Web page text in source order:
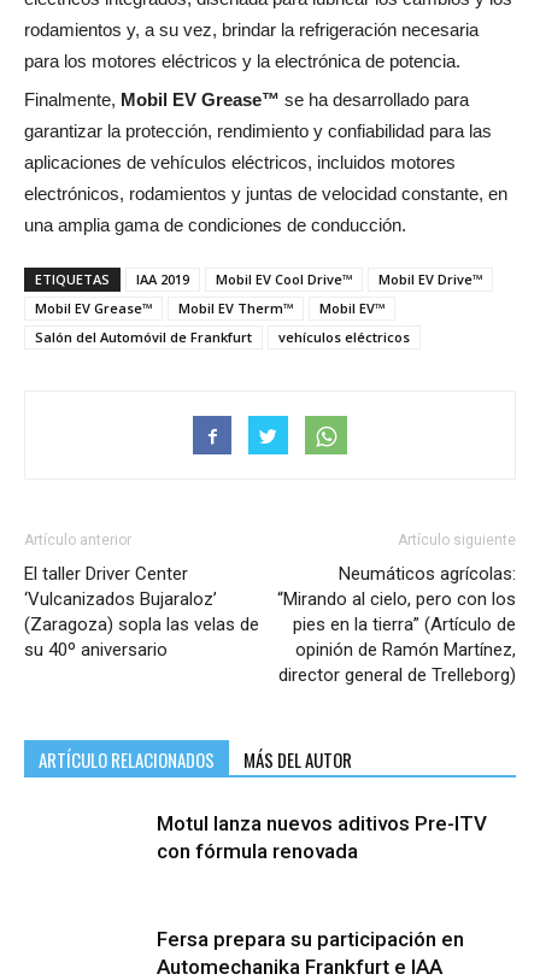
rodamientos y, a su vez, brindar la refrigeración necesaria
para los motores eléctricos y la electrónica de potencia.
Finalmente, Mobil EV Grease™ se ha desarrollado para
garantizar la protección, rendimiento y confiabilidad para las
aplicaciones de vehículos eléctricos, incluidos motores
electrónicos, rodamientos y juntas de velocidad constante, en
una amplia gama de condiciones de conducción.
ETIQUETAS IAA 2019 Mobil EV Cool Drive™
Mobil EV Drive™
Mobil EV Grease™
Mobil EV Therm™
Mobil EV™
Salón del Automóvil de Frankfurt
vehículos eléctricos
Artículo anterior
El taller Driver Center
‘Vulcanizados Bujaraloz’
(Zaragoza) sopla las velas de
su 40º aniversario
Artículo siguiente
Neumáticos agrícolas:
“Mirando al cielo, pero con los
pies en la tierra” (Artículo de
opinión de Ramón Martínez,
director general de Trelleborg)
ARTÍCULO RELACIONADOS MÁS DEL AUTOR
Motul lanza nuevos aditivos Pre-ITV
con fórmula renovada
Fersa prepara su participación en
Automechanika Frankfurt e IAA